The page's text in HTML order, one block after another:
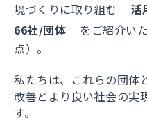
境づくりに取り組む
活
66社/団体
をご紹介い
点）。
私たちは、これらの団体
改善とより良い社会の実
す。